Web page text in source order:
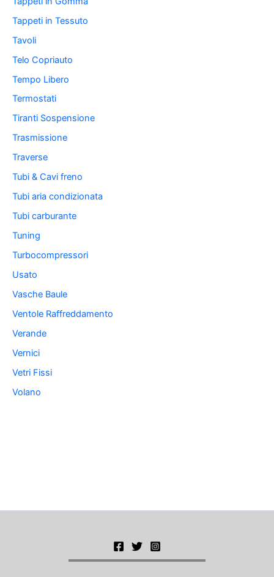
Tappeti in Tessuto
Tavoli
Telo Copriauto
Tempo Libero
Termostati
Tiranti Sospensione
Trasmissione
Traverse
Tubi & Cavi freno
Tubi aria condizionata
Tubi carburante
Tuning
Turbocompressori
Usato
Vasche Baule
Ventole Raffreddamento
Verande
Vernici
Vetri Fissi
Volano